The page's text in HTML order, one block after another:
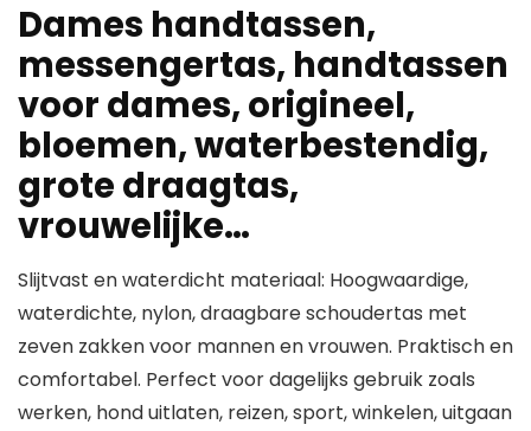
Dames handtassen,
messengertas, handtassen
voor dames, origineel,
bloemen, waterbestendig,
grote draagtas,
vrouwelijke…
Slijtvast en waterdicht materiaal: Hoogwaardige,
waterdichte, nylon, draagbare schoudertas met
zeven zakken voor mannen en vrouwen. Praktisch en
comfortabel. Perfect voor dagelijks gebruik zoals
werken, hond uitlaten, reizen, sport, winkelen, uitgaan